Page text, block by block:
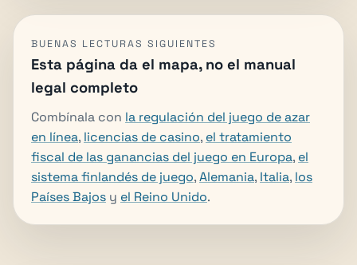
BUENAS LECTURAS SIGUIENTES
Esta página da el mapa, no el manual
legal completo
Combínala con la regulación del juego de azar
en línea, licencias de casino, el tratamiento
fiscal de las ganancias del juego en Europa, el
sistema finlandés de juego,Alemania, Italia, los
Países Bajos y el Reino Unido.